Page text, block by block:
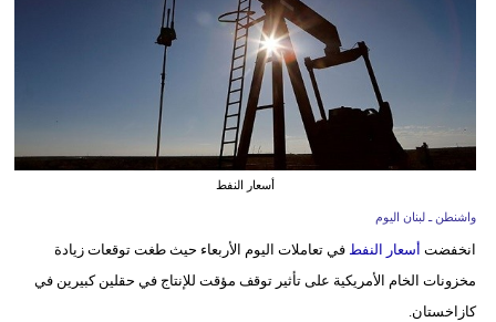
تعليم
إسلامية
أسعار النفط
واشنطن ـ لبنان اليوم
انخفضت أسعار النفطفي تعاملات اليوم الأربعاء حيث طغت توقعات زيادة
مخزونات الخام الأمريكية على تأثير توقف مؤقت للإنتاج في حقلين كبيرين في
كازاخستان.